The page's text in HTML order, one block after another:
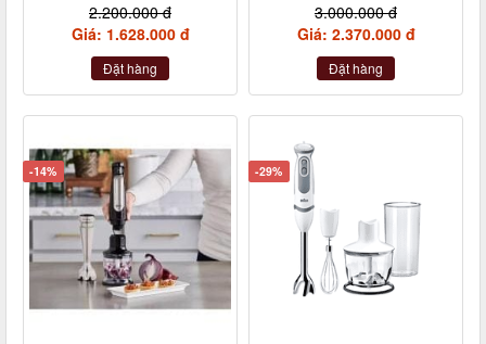
2.200.000 đ
Giá: 1.628.000 đ
Đặt hàng
3.000.000 đ
Giá: 2.370.000 đ
Đặt hàng
-14% -29%